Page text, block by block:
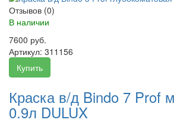
Отзывов (0)
В наличии
7600 руб.
Артикул: 311156
Купить
Краска в/д Bindo 7 Prof
0.9л DULUX